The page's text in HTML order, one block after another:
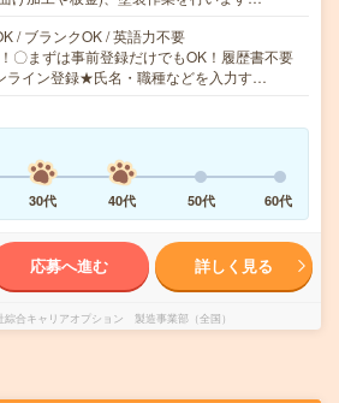
/ ブランクOK / 英語力不要
〇まずは事前登録だけでもOK！履歴書不要
ライン登録★氏名・職種などを入力す…
30代 40代 50代 60代
応募へ進む 詳しく見る
綜合キャリアオプション 製造事業部（全国）